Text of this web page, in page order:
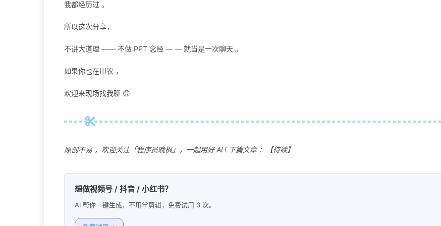
我都经历过 。
所以这次分享，
不讲大道理 —— 不做 PPT 念经 — — 就当是一次聊天 。
如果你也在川农 ，
欢迎来现场找我聊 😊
原创不易 ，欢迎关注「程序员晚枫」，一起用好 Al ! 下篇文章 ：【待续】
想做视频号 / 抖音 / 小红书？
AI 帮你一键生成，不用学剪辑，免费试用 3 次。